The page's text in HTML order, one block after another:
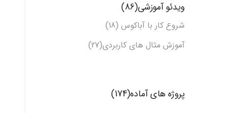
ویدئو آموزشی(86)
شروع کار با آباکوس (18)
آموزش مثال های کاربردی(27)
پروژه های آماده(174)